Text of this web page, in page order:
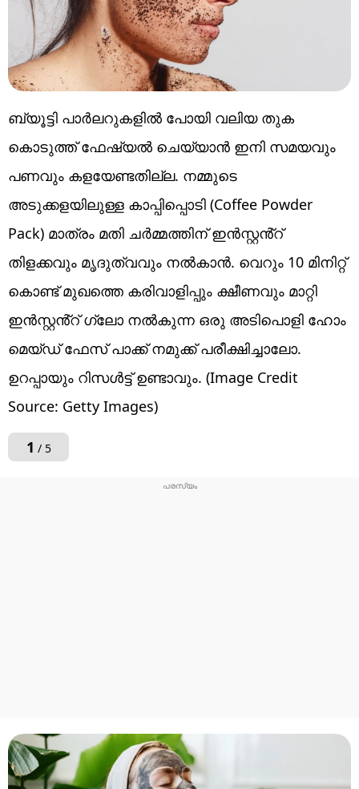
ബ്യൂട്ടി പാർലറുകളിൽ പോയി വലിയ തുക
കൊടുത്ത് ഫേഷ്യൽ ചെയ്യാൻ ഇനി സമയവും
പണവും കളയേണ്ടതില്ല. നമ്മുടെ
അടുക്കളയിലുള്ള കാപ്പിപ്പൊടി (Coffee Powder
Pack) മാത്രം മതി ചർമ്മത്തിന് ഇൻസ്റ്റൻ്റ്
തിളക്കവും മൃദുത്വവും നൽകാൻ. വെറും 10 മിനിറ്റ്
കൊണ്ട് മുഖത്തെ കരിവാളിപ്പും ക്ഷീണവും മാറ്റി
ഇൻസ്റ്റൻ്റ് ഗ്ലോ നൽകുന്ന ഒരു അടിപൊളി ഹോം
മെയ്ഡ് ഫേസ് പാക്ക് നമുക്ക് പരീക്ഷിച്ചാലോ.
ഉറപ്പായും റിസൾട്ട് ഉണ്ടാവും. (Image Credit
Source: Getty Images)
1 / 5